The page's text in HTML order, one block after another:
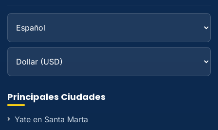
Principales Ciudades
Yate en Santa Marta